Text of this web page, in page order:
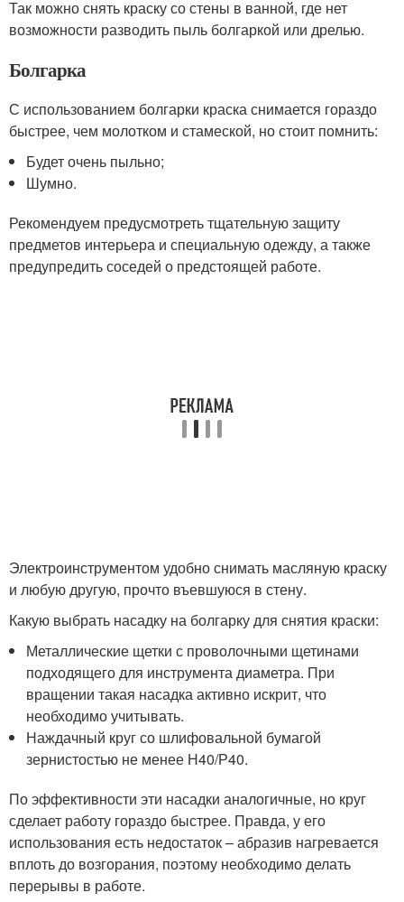
Так можно снять краску со стены в ванной, где нет
возможности разводить пыль болгаркой или дрелью.
Болгарка
С использованием болгарки краска снимается гораздо
быстрее, чем молотком и стамеской, но стоит помнить:
Будет очень пыльно;
Шумно.
Рекомендуем предусмотреть тщательную защиту
предметов интерьера и специальную одежду, а также
предупредить соседей о предстоящей работе.
Электроинструментом удобно снимать масляную краску
и любую другую, прочто въевшуюся в стену.
Какую выбрать насадку на болгарку для снятия краски:
Металлические щетки с проволочными щетинами
подходящего для инструмента диаметра. При
вращении такая насадка активно искрит, что
необходимо учитывать.
Наждачный круг со шлифовальной бумагой
зернистостью не менее Н40/Р40.
По эффективности эти насадки аналогичные, но круг
сделает работу гораздо быстрее. Правда, у его
использования есть недостаток – абразив нагревается
вплоть до возгорания, поэтому необходимо делать
перерывы в работе.